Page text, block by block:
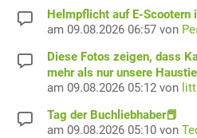
Helmpflicht auf E-Scootern
am 09.08.2026 06:57 von
Diese Fotos zeigen, dass
mehr als nur unsere
am 09.08.2026 05:12 von
Tag der Buchliebhaber📕
am 09.08.2026 05:10 von